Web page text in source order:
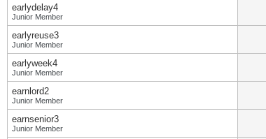
earlydelay4
Junior Member
earlyreuse3
Junior Member
earlyweek4
Junior Member
earnlord2
Junior Member
earnsenior3
Junior Member